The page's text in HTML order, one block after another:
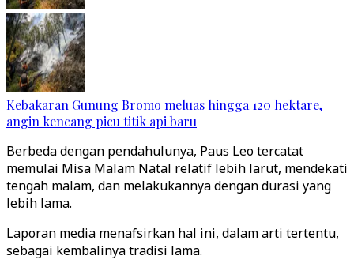
Kebakaran Gunung Bromo meluas hingga 120 hektare,
angin kencang picu titik api baru
Berbeda dengan pendahulunya, Paus Leo tercatat
memulai Misa Malam Natal relatif lebih larut, mendekati
tengah malam, dan melakukannya dengan durasi yang
lebih lama.
Laporan media menafsirkan hal ini, dalam arti tertentu,
sebagai kembalinya tradisi lama.